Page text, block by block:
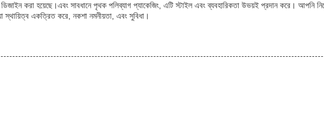
ডিজাইন করা হয়েছে।এবং সাবধানে পৃথক পলিব্যাগ প্যাকেজিং, এটি স্টাইল এবং ব্যবহারিকতা উভয়ই প্রদান করে। আপনি
স্থায়িত্ব একত্রিত করে, নকশা নমনীয়তা, এবং সুবিধা।